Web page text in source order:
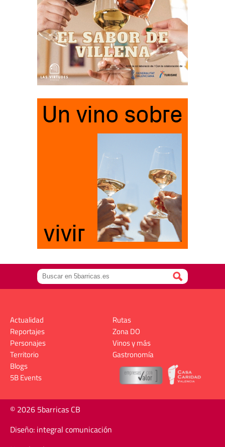
Actualidad
Reportajes
Personajes
Territorio
Rutas
Zona DO
Vinos y más
Gastronomía
Blogs
5B Events
© 2026 5barricas CB
Diseño: integral comunicación